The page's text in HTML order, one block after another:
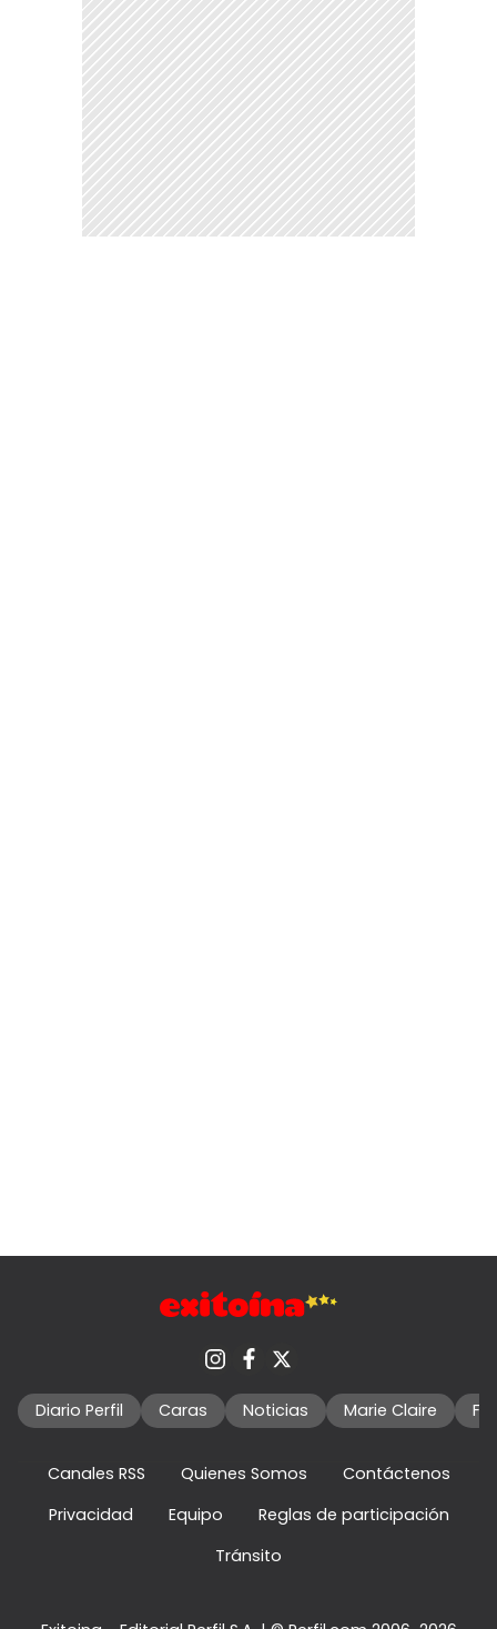
Diario Perfil Caras Noticias Marie Claire
Canales RSS Quienes Somos
Contáctenos
Privacidad
Equipo
Reglas de participación
Tránsito